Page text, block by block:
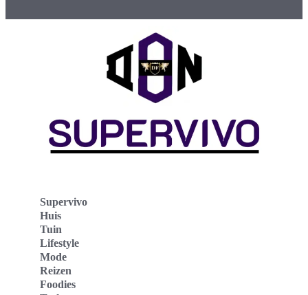
Supervivo
Huis
Tuin
Lifestyle
Mode
Reizen
Foodies